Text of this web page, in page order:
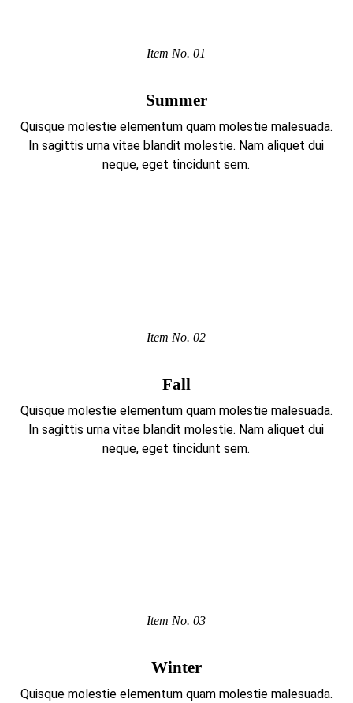
Item No. 01
Summer
Quisque molestie elementum quam molestie malesuada.
In sagittis urna vitae blandit molestie. Nam aliquet dui
neque, eget tincidunt sem.
Item No. 02
Fall
Quisque molestie elementum quam molestie malesuada.
In sagittis urna vitae blandit molestie. Nam aliquet dui
neque, eget tincidunt sem.
Item No. 03
Winter
Quisque molestie elementum quam molestie malesuada.